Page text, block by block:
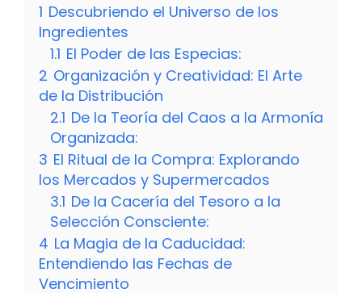
1 Descubriendo el Universo de los
Ingredientes
1.1 El Poder de las Especias:
2 Organización y Creatividad: El Arte
de la Distribución
2.1 De la Teoría del Caos a la Armonía
Organizada:
3 El Ritual de la Compra: Explorando
los Mercados y Supermercados
3.1 De la Cacería del Tesoro a la
Selección Consciente:
4 La Magia de la Caducidad:
Entendiendo las Fechas de
Vencimiento